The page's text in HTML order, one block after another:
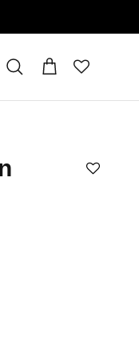
RecherchePanier